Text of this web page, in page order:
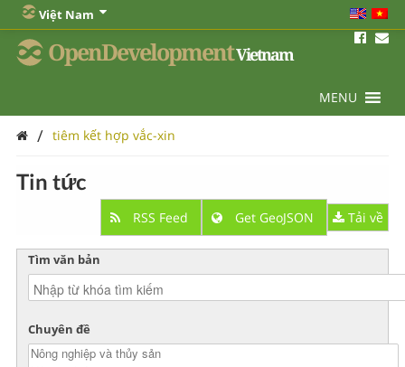
Việt Nam
OpenDevelopmentVietnam
MENU
/ tiêm kết hợp vắc-xin
Tin tức
RSS Feed Get GeoJSON Tải về
Tìm văn bản
Chuyên đề